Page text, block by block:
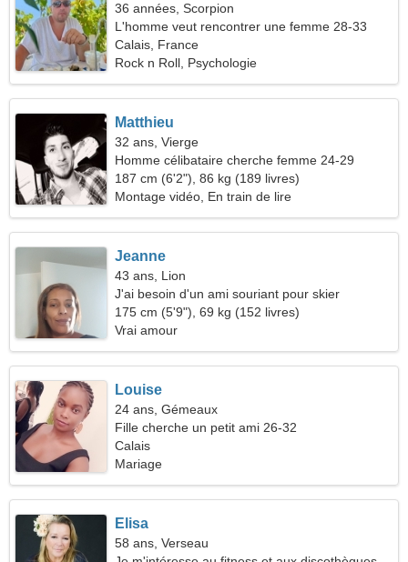
36 années, Scorpion
L'homme veut rencontrer une femme 28-33
Calais, France
Rock n Roll, Psychologie
Matthieu
32 ans, Vierge
Homme célibataire cherche femme 24-29
187 cm (6'2"), 86 kg (189 livres)
Montage vidéo, En train de lire
Jeanne
43 ans, Lion
J'ai besoin d'un ami souriant pour skier
175 cm (5'9"), 69 kg (152 livres)
Vrai amour
Louise
24 ans, Gémeaux
Fille cherche un petit ami 26-32
Calais
Mariage
Elisa
58 ans, Verseau